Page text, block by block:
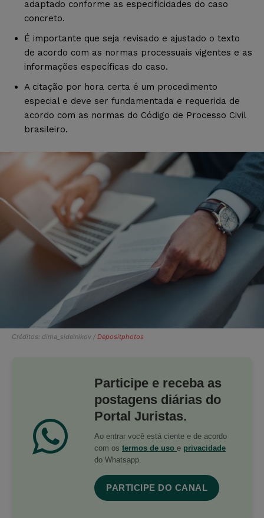
adaptado conforme as especificidades do caso
concreto.
É importante que seja revisado e ajustado o texto
de acordo com as normas processuais vigentes e as
informações específicas do caso.
A citação por hora certa é um procedimento
especial e deve ser fundamentada e requerida de
acordo com as normas do Código de Processo Civil
brasileiro.
Créditos: dima_sidelnikov / Depositphotos
Participe e receba as
postagens diárias do
Portal Juristas.
Ao entrar você está ciente e de acordo
com os termos de uso e privacidade
do Whatsapp.
PARTICIPE DO CANAL